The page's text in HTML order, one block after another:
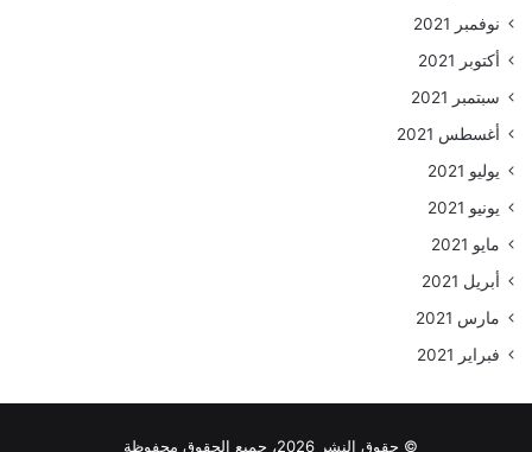
نوفمبر 2021
أكتوبر 2021
سبتمبر 2021
أغسطس 2021
يوليو 2021
يونيو 2021
مايو 2021
أبريل 2021
مارس 2021
فبراير 2021
© حقوق النشر 2026، جميع الحقوق محفوظة